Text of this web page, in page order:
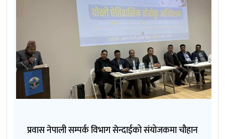
प्रवास नेपाली सम्पर्क विभाग सेन्दाईको संयोजकमा चौहान